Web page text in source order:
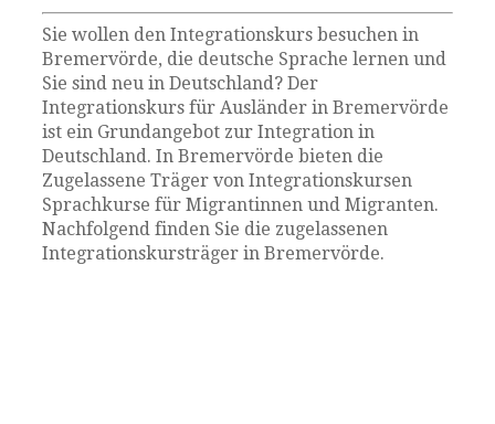
Sie wollen den Integrationskurs besuchen in
Bremervörde, die deutsche Sprache lernen und
Sie sind neu in Deutschland? Der
Integrationskurs für Ausländer in Bremervörde
ist ein Grundangebot zur Integration in
Deutschland. In Bremervörde bieten die
Zugelassene Träger von Integrationskursen
Sprachkurse für Migrantinnen und Migranten.
Nachfolgend finden Sie die zugelassenen
Integrationskursträger in Bremervörde.